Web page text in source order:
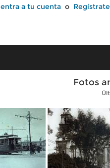
entra a tu cuenta o Regístrate
Fotos